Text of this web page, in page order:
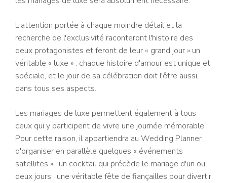
L'attention portée à chaque moindre détail et la
recherche de l'exclusivité raconteront l'histoire des
deux protagonistes et feront de leur « grand jour » un
véritable « luxe » : chaque histoire d'amour est unique et
spéciale, et le jour de sa célébration doit l'être aussi,
dans tous ses aspects.
Les mariages de luxe permettent également à tous
ceux qui y participent de vivre une journée mémorable.
Pour cette raison, il appartiendra au Wedding Planner
d'organiser en parallèle quelques « événements
satellites » : un cocktail qui précède le mariage d'un ou
deux jours ; une véritable fête de fiançailles pour divertir